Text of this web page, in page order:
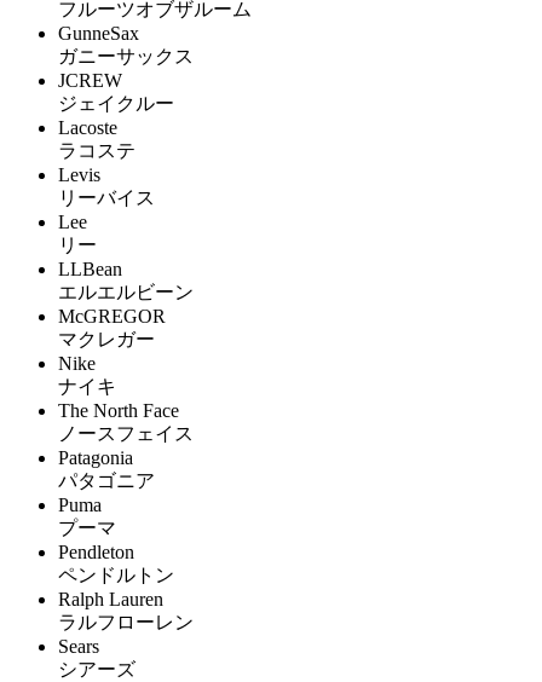
フルーツオブザルーム
GunneSax
ガニーサックス
JCREW
ジェイクルー
Lacoste
ラコステ
Levis
リーバイス
Lee
リー
LLBean
エルエルビーン
McGREGOR
マクレガー
Nike
ナイキ
The North Face
ノースフェイス
Patagonia
パタゴニア
Puma
プーマ
Pendleton
ペンドルトン
Ralph Lauren
ラルフローレン
Sears
シアーズ